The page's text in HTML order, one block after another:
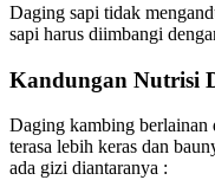
Daging sapi tidak
sapi harus diimbangi
Kandungan Nutrisi
Daging kambing berlainan
terasa lebih keras dan
ada gizi diantaranya :